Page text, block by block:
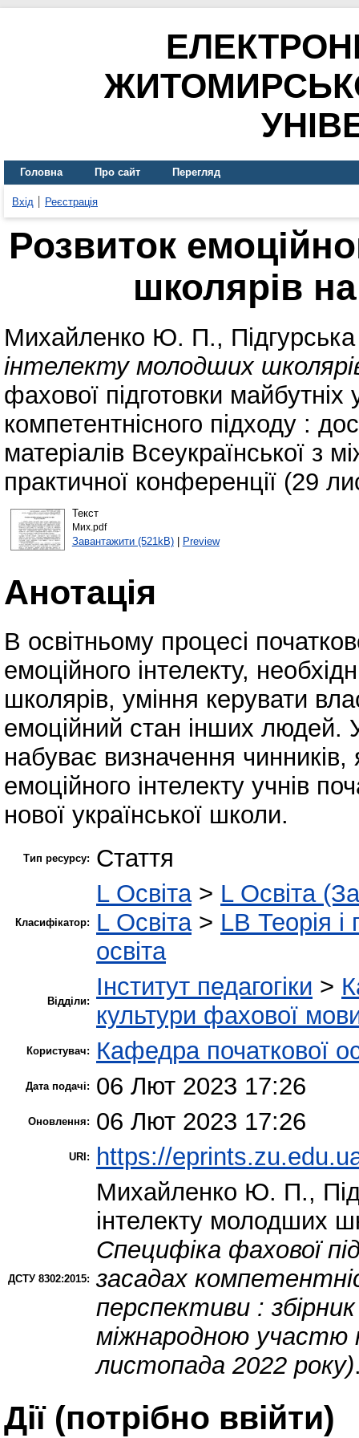
Головна Про сайт Перегляд
Вхід Реєстрація
Розвиток
школярів
Михайленко Ю. П.,
інтелекту молодших
фахової підготовки майбутніх
компетентнісного підходу :
матеріалів Всеукраїнської з
практичної конференції (29
Текст
Мих.pdf
Завантажити (521kB)| Preview
Анотація
В освітньому процесі
емоційного інтелекту,
школярів, уміння керувати
емоційний стан інших людей.
набуває визначення
емоційного інтелекту учнів
нової української школи.
Тип ресурсу: Стаття
Класифікатор:
L Освіта> L Освіта
L Освіта> LB Теорія і
освіта
Відділи:
Інститут педагогіки >
культури фахової
Користувач: Кафедра початкової
Дата подачі: 06 Лют 2023 17:26
Оновлення: 06 Лют 2023 17:26
URI: https://
ДСТУ 8302:2015:
Михайленко Ю. П.,
інтелекту молодших
Специфіка фахової
засадах
перспективи : збірник
міжнародною участю
листопада 2022 року)
Дії ​​(потрібно ввійти)